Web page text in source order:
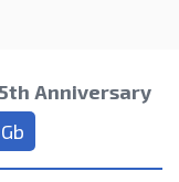
Anniversary